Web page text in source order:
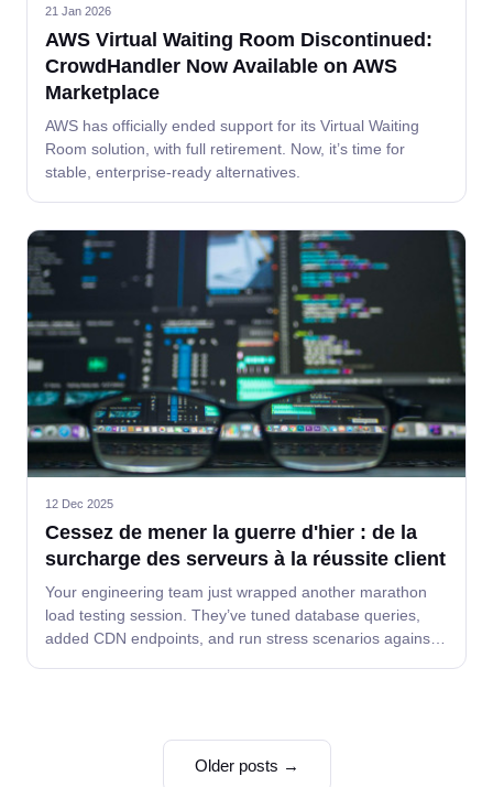
21 Jan 2026
AWS Virtual Waiting Room Discontinued:
CrowdHandler Now Available on AWS
Marketplace
AWS has officially ended support for its Virtual Waiting
Room solution, with full retirement. Now, it’s time for
stable, enterprise-ready alternatives.
12 Dec 2025
Cessez de mener la guerre d'hier : de la
surcharge des serveurs à la réussite client
Your engineering team just wrapped another marathon
load testing session. They’ve tuned database queries,
added CDN endpoints, and run stress scenarios against
Older posts →